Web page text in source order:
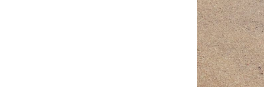
絶滅
危惧
種の
分類
2 国際